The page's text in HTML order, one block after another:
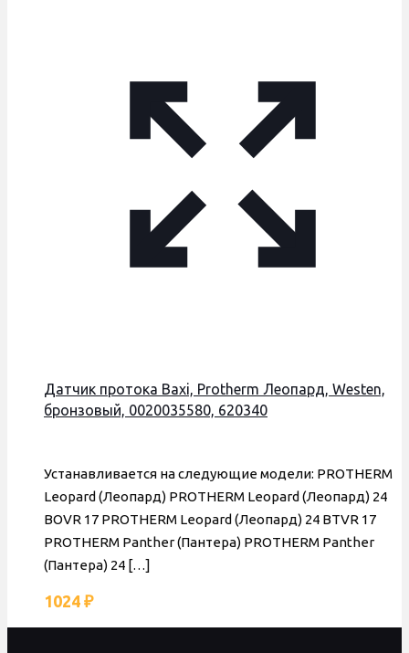
Датчик протока Baxi, Protherm Леопард, Westen,
бронзовый, 0020035580, 620340
Устанавливается на следующие модели: PROTHERM
Leopard (Леопард) PROTHERM Leopard (Леопард) 24
BOVR 17 PROTHERM Leopard (Леопард) 24 BTVR 17
PROTHERM Panther (Пантера) PROTHERM Panther
(Пантера) 24 […]
1024 ₽